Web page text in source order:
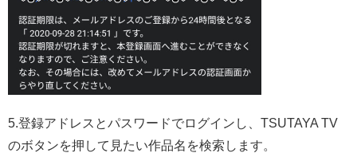
5.登録アドレスとパスワードでログインし、TSUTAYA TV
のボタンを押して見たい作品名を検索します。